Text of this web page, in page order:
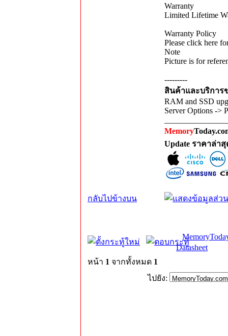
Warranty
Limited Lifetime
Warranty Policy
Please click here
Note
Picture is for
---------
สินค้าและบริการ
RAM and SSD
Server Options ->
Memory
Update ราคาล่า
กลับไปข้างบน
Datasheet
หน้า 1 จากทั้งหมด 1
ไปยัง: